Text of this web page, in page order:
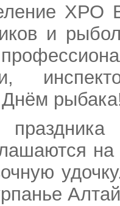
ХРО
и